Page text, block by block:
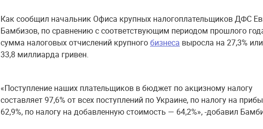
Как сообщил начальник Офиса крупных налогоплательщиков ДФС
Бамбизов, по сравнению с соответствующим периодом прошлого
сумма налоговых отчислений крупногобизнеса выросла на 27,3%
33,8 миллиарда гривен.
«Поступление наших плательщиков в бюджет по акцизному налогу
составляет 97,6% от всех поступлений по Украине, по налогу на
62,9%, по налогу на добавленную стоимость — 64,2%», -добавил